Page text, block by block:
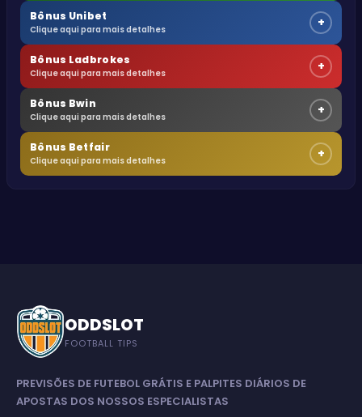
Bônus Unibet
Clique aqui para mais detalhes +
Bônus Ladbrokes
Clique aqui para mais detalhes +
Bônus Bwin
Clique aqui para mais detalhes +
Bônus Betfair
Clique aqui para mais detalhes +
ODDSLOT
FOOTBALL TIPS
PREVISÕES DE FUTEBOL GRÁTIS E PALPITES DIÁRIOS DE
APOSTAS DOS NOSSOS ESPECIALISTAS